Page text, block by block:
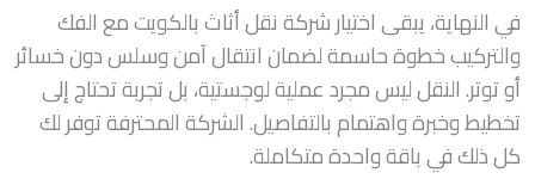
في النهاية، يبقى اختيار شركة نقل أثاث بالكويت مع الفك
والتركيب خطوة حاسمة لضمان انتقال آمن وسلس دون خسائر
أو توتر. النقل ليس مجرد عملية لوجستية، بل تجربة تحتاج إلى
تخطيط وخبرة واهتمام بالتفاصيل. الشركة المحترفة توفر لك
كل ذلك في باقة واحدة متكاملة.